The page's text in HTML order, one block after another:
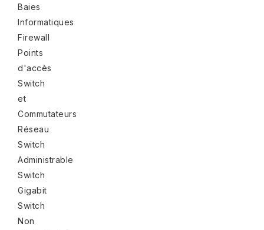
Baies
Informatiques
Firewall
Points
d'accès
Switch
et
Commutateurs
Réseau
Switch
Administrable
Switch
Gigabit
Switch
Non